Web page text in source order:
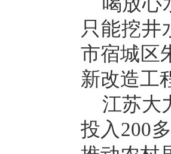
只能挖井
市宿城区
新改造工
江苏大
投入200